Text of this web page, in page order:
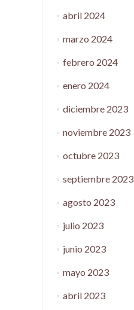
abril 2024
marzo 2024
febrero 2024
enero 2024
diciembre 2023
noviembre 2023
octubre 2023
septiembre 2023
agosto 2023
julio 2023
junio 2023
mayo 2023
abril 2023